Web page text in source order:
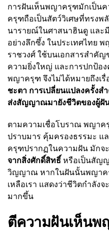
การฝันเห็นพญาครุฑมักเป็น
ครุฑถือเป็นสัตว์วิเศษที่ทรงพ
นารายณ์ในศาสนาฮินดู และ
อย่างลึกซึ้ง ในประเทศไทย
ราชวงศ์ ใช้บนเอกสารสำคั
ความยิ่งใหญ่ และการปกป้อ
พญาครุฑ จึงไม่ได้หมายถึงเ
ชะตา การเปลี่ยนแปลงครั้ง
ส่งสัญญาณมายังชีวิตของผู้ฝั
ตามความเชื่อโบราณ พญาค
ปราบมาร คุ้มครองธรรมะ แ
ครุฑปรากฏในความฝัน มักจ
จากสิ่งศักดิ์สิทธิ์หรือเป็นสัญ
วิญญาณ หากในฝันนั้นพญาค
เหลือเรา แสดงว่าชีวิตกำลัง
มากขึ้น
ตีความฝันเห็นพ